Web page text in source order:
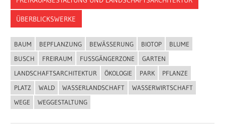
ÜBERBLICKSWERKE
BAUM BEPFLANZUNG BEWÄSSERUNG BIOTOP
BLUME
BUSCH
FREIRAUM FUSSGÄNGERZONE
GARTEN
LANDSCHAFTSARCHITEKTUR
ÖKOLOGIE PARK
PFLANZE
PLATZ
WALD WASSERLANDSCHAFT
WASSERWIRTSCHAFT
WEGE
WEGGESTALTUNG